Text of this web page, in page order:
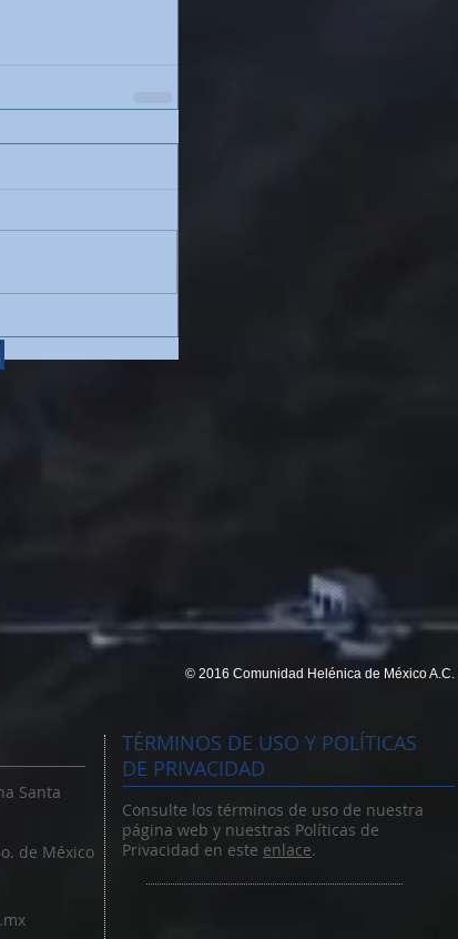
© 2016 Comunidad Helénica de México A.C.
Santa
de México
TÉRMINOS DE USO Y POLÍTICAS
DE PRIVACIDAD
Consulte los términos de uso de nuestra
página web y nuestras Políticas de
Privacidad en este enlace.